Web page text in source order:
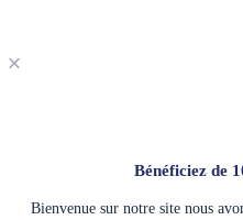
Bénéficiez de
Bienvenue sur notre site nous